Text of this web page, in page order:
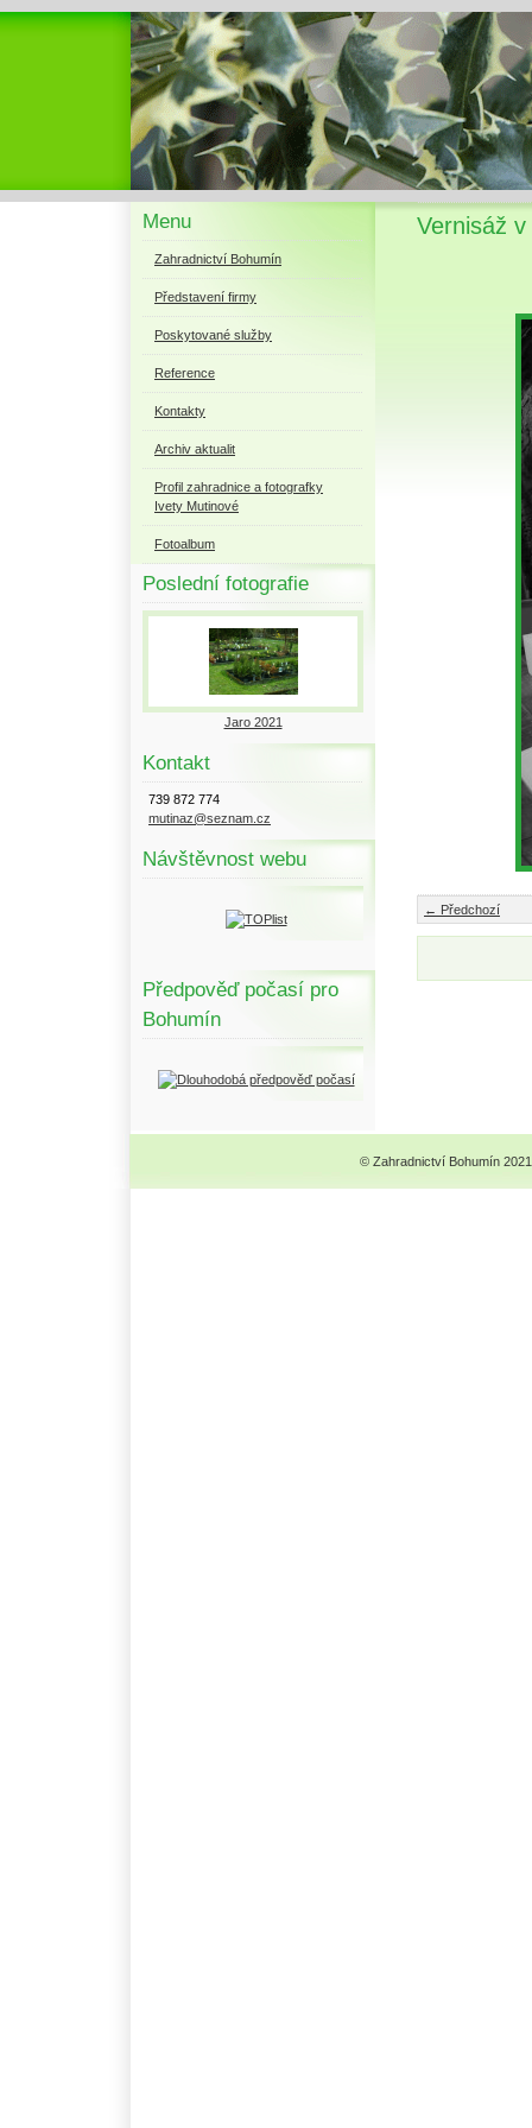
Menu
Zahradnictví Bohumín
Představení firmy
Poskytované služby
Reference
Kontakty
Archiv aktualit
Profil zahradnice a fotografky
Ivety Mutinové
Fotoalbum
Poslední fotografie
Jaro 2021
Kontakt
739 872 774
mutinaz@seznam.cz
Návštěvnost webu
Předpověď počasí pro
Bohumín
Vernisáž
← Předchozí
© Zahradnictví Bohumín